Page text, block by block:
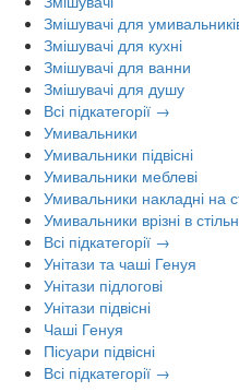
Змішувачі для
Змішувачі для кухні
Змішувачі для ванни
Змішувачі для душу
Всі підкатегорії →
Умивальники
Умивальники підвісні
Умивальники меблеві
Умивальники накладні на
Умивальники врізні в
Всі підкатегорії →
Унітази та чаші Генуя
Унітази підлогові
Унітази підвісні
Чаші Генуя
Пісуари підвісні
Всі підкатегорії →